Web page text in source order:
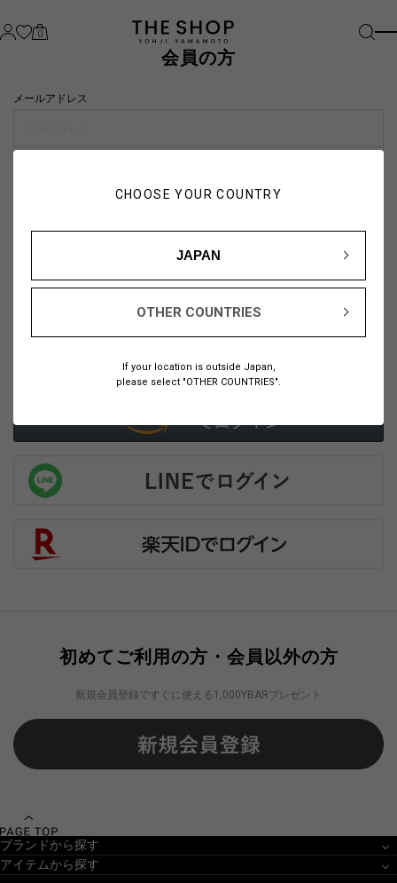
CHOOSE YOUR COUNTRY
JAPAN
OTHER COUNTRIES
If your location is outside Japan,
please select "OTHER COUNTRIES".
0
会員の方
メールアドレス
こちら
または
初めてご利用の方・会員以外の方
新規会員登録ですぐに使える1,000YBARプレゼント
ブランドから探す
アイテムから探す